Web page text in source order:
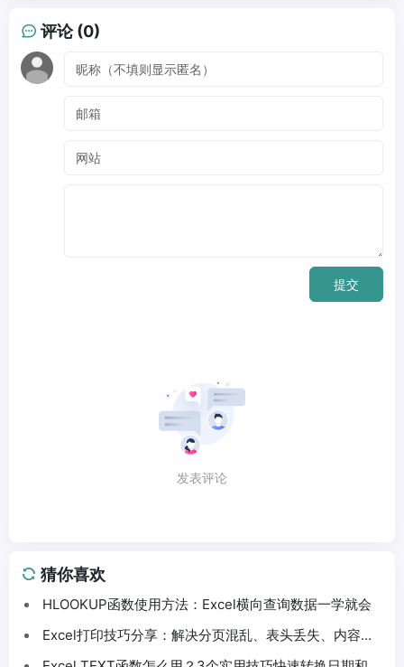
评论 (0)
提交
发表评论
猜你喜欢
HLOOKUP函数使用方法：Excel横向查询数据一学就会
Excel打印技巧分享：解决分页混乱、表头丢失、内容截